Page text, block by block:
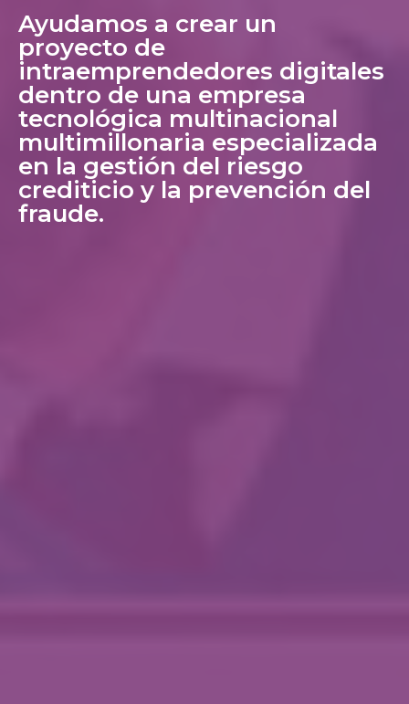
Ayudamos a crear un
proyecto de
intraemprendedores digitales
dentro de una empresa
tecnológica multinacional
multimillonaria especializada
en la gestión del riesgo
crediticio y la prevención del
fraude.